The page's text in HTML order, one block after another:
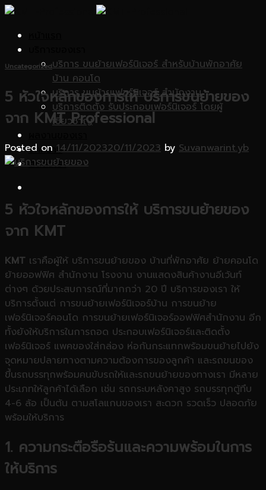
Skip
content
บริการ ขนย้ายเฟอร์นิเจอร์ สำหรับบ้านพักอาศัย
บ้าน คอนโด
บริการ ขนย้ายเฟอร์นิเจอร์ สำนักงาน
บริการติดตั้ง รับประกอบเฟอร์นิเจอร์ โดยผู้
เชี่ยวชาญ
บทความ
ติดต่อเรา
Uncategorized
5 หัวใจหลักของการให้ บริการขนย้ายของ
จาก KMT Professional
Posted on 14/11/202320/11/2023 by Suvanwarint.yb
5 หัวใจหลักของการให้ บริการขนย้ายของ
จาก KMT
KMT เราคือผู้ให้ บริการขนย้ายของ บ้านที่พักอาศัย ย้ายคอนโด
ย้ายออฟฟิศ สำนักงาน โรงงาน งานแสดงสินค้างานอีเว้นท์
ต่างๆ ด้วยประสบการณ์ที่มากกว่า 20 ปี บริการของเรา ให้
บริการตั้งแต่ การขนย้ายเฟอร์นิเจอร์บ้าน การขนย้าย
เฟอร์นิเจอร์คอนโด การขนย้ายเฟอร์นิเจอร์ออฟฟิศสำนักงาน อีก
ทั้งยังให้บริการในการถอด ประกอบเฟอร์นิเจอร์และติดตั้ง
เฟอร์นิเจอร์ แพคของใส่กล่อง ห่อกันกระแทกพร้อมขนย้ายไปยัง
จุดหมายปลายทางตามความต้องการของลูกค้า และรถขนของ
ขึ้นรถบรรทุกพร้อมคนขับรถให้และรถขนย้ายของทางเรา มีหลาย
ประเภทให้ลูกค้าได้เลือก เช่น รถกระบหลังคาสูง รถบรรทุกตู้ทึบ
4-6 ล้อ เป็นต้น ตามสโลแกนของเรา สะดวก รวดเร็ว ปลอดภัย
พร้อมให้บริการ
1. ความกระตือรือร้นและความพร้อมในการ
ให้บริการ